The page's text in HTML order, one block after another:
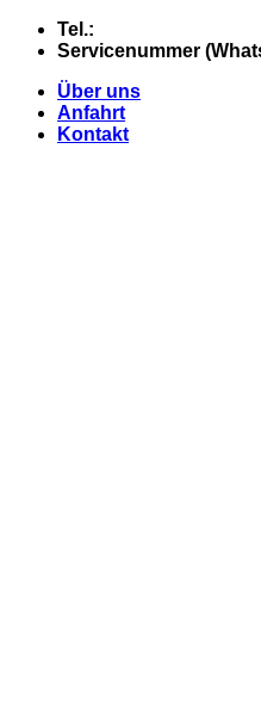
Skip
Tel.:
Servicenummer
Über uns
Anfahrt
Kontakt